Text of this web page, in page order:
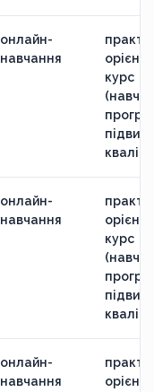
онлайн-
навчання
курс
онлайн-
навчання
курс
онлайн-
навчання